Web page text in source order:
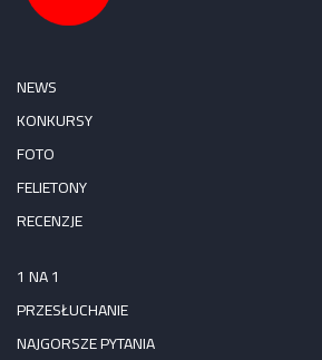
NEWS
KONKURSY
FOTO
FELIETONY
RECENZJE
1 NA 1
PRZESŁUCHANIE
NAJGORSZE PYTANIA